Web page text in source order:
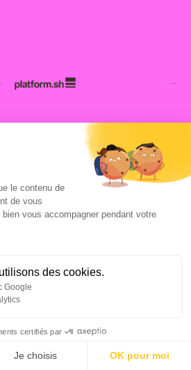
chiffres de
digitale
à ceux-là ?
vaut mille mots, voici la
obtenus pour nos clients
Outbound.
le contenu de
de vous
vous accompagner pendant votre
des cookies.
Google
certifiés par
Je choisis OK pour moi